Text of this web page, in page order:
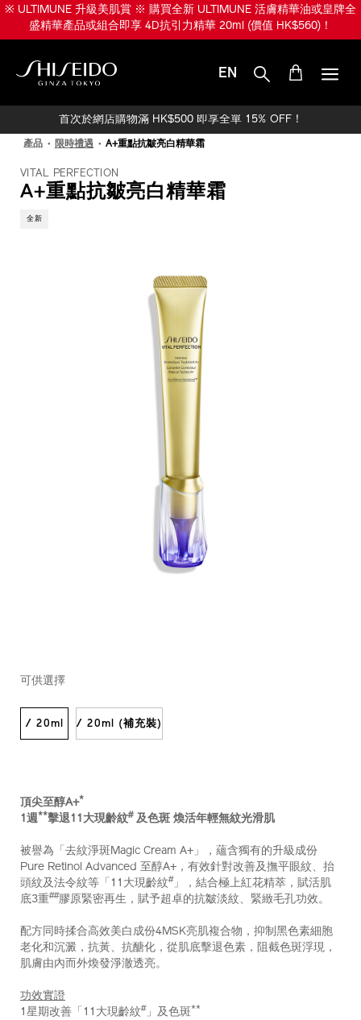
跳※ ULTIMUNE 升級美肌賞 ※ 購買全新 ULTIMUNE 活膚精華油或皇牌全
盛精華產品或組合即享 4D抗引力精華 20ml (價值 HK$560)！
EN
首次於網店購物滿 HK$500 即享全單 15% OFF！
產品 限時禮遇 A+重點抗皺亮白精華霜
VITAL PERFECTION
A+重點抗皺亮白精華霜
全新
編
10122293201_hk
可供選擇
/ 20ml / 20ml (補充裝)
頂尖至醇A+*
1週**擊退11大現齡紋#及色斑 煥活年輕無紋光滑肌
被譽為「去紋淨斑Magic Cream A+」，蘊含獨有的升級成份
Pure Retinol Advanced 至醇A+，有效針對改善及撫平眼紋、抬
頭紋及法令紋等「11大現齡紋#」，結合極上紅花精萃，賦活肌
底3重##膠原緊密再生，賦予超卓的抗皺淡紋、緊緻毛孔功效。
配方同時揉合高效美白成份4MSK亮肌複合物，抑制黑色素細胞
老化和沉澱，抗黃、抗醣化，從肌底擊退色素，阻截色斑浮現，
肌膚由內而外煥發淨澈透亮。
功效實證
1星期改善「11大現齡紋#」及色斑**